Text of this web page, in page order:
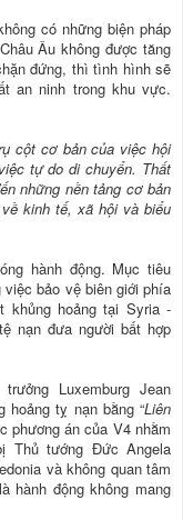
có những biện pháp
Âu không được tăng
đứng, thì tình hình sẽ
an ninh trong khu vực.
cột cơ bản của việc hội
tự do di chuyển. Thất
những nền tảng cơ bản
kinh tế, xã hội và biểu
hành động. Mục tiêu
bảo vệ biên giới phía
khủng hoảng tại Syria -
nạn đưa người bất hợp
Luxemburg Jean
hoảng tỵ nạn bằng “Liên
phương án của V4 nhằm
Thủ tướng Đức Angela
và không quan tâm
hành động không mang